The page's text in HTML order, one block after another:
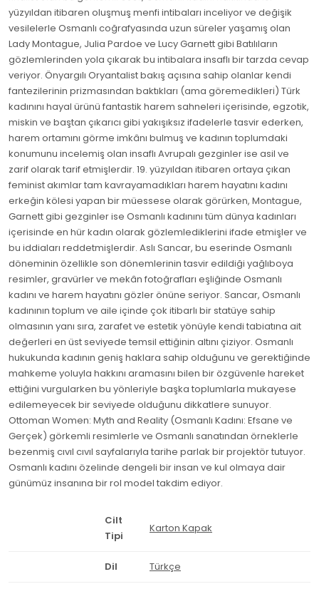
yüzyıldan itibaren oluşmuş menfi intibaları inceliyor ve değişik
vesilelerle Osmanlı coğrafyasında uzun süreler yaşamış olan
Lady Montague, Julia Pardoe ve Lucy Garnett gibi Batılıların
gözlemlerinden yola çıkarak bu intibalara insaflı bir tarzda cevap
veriyor. Önyargılı Oryantalist bakış açısına sahip olanlar kendi
fantezilerinin prizmasından baktıkları (ama göremedikleri) Türk
kadınını hayal ürünü fantastik harem sahneleri içerisinde, egzotik,
miskin ve baştan çıkarıcı gibi yakışıksız ifadelerle tasvir ederken,
harem ortamını görme imkânı bulmuş ve kadının toplumdaki
konumunu incelemiş olan insaflı Avrupalı gezginler ise asil ve
zarif olarak tarif etmişlerdir. 19. yüzyıldan itibaren ortaya çıkan
feminist akımlar tam kavrayamadıkları harem hayatını kadını
erkeğin kölesi yapan bir müessese olarak görürken, Montague,
Garnett gibi gezginler ise Osmanlı kadınını tüm dünya kadınları
içerisinde en hür kadın olarak gözlemlediklerini ifade etmişler ve
bu iddiaları reddetmişlerdir. Aslı Sancar, bu eserinde Osmanlı
döneminin özellikle son dönemlerinin tasvir edildiği yağlıboya
resimler, gravürler ve mekân fotoğrafları eşliğinde Osmanlı
kadını ve harem hayatını gözler önüne seriyor. Sancar, Osmanlı
kadınının toplum ve aile içinde çok itibarlı bir statüye sahip
olmasının yanı sıra, zarafet ve estetik yönüyle kendi tabiatına ait
değerleri en üst seviyede temsil ettiğinin altını çiziyor. Osmanlı
hukukunda kadının geniş haklara sahip olduğunu ve gerektiğinde
mahkeme yoluyla hakkını aramasını bilen bir özgüvenle hareket
ettiğini vurgularken bu yönleriyle başka toplumlarla mukayese
edilemeyecek bir seviyede olduğunu dikkatlere sunuyor.
Ottoman Women: Myth and Reality (Osmanlı Kadını: Efsane ve
Gerçek) görkemli resimlerle ve Osmanlı sanatından örneklerle
bezenmiş cıvıl cıvıl sayfalarıyla tarihe parlak bir projektör tutuyor.
Osmanlı kadını özelinde dengeli bir insan ve kul olmaya dair
günümüz insanına bir rol model takdim ediyor.
Cilt
Tipi
Karton Kapak
Dil Türkçe